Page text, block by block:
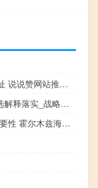
每日免费领取500赞网址 说说赞网站推荐(免费领50个说说赞平台)
2024今晚澳门,强调精选解释落实_战略版47.47.48
霍尔木兹海峡的地理重要性 霍尔木兹海峡地图